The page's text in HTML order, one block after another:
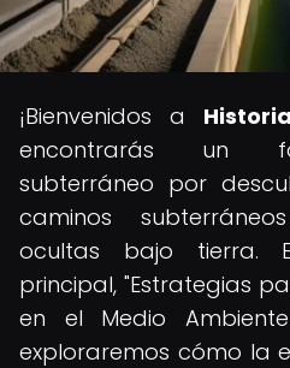
¡Bienvenidos a
encontrarás un
subterráneo por
caminos
ocultas bajo tierra.
principal, "Estrategias
en el Medio
exploraremos cómo la